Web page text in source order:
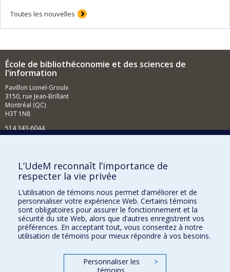
Toutes les nouvelles
École de bibliothéconomie et des sciences de
l'information
Pavillon Lionel-Groulx
3150, rue Jean-Brillant
Montréal (QC)
H3T 1N8
514 343-6044
Comment soutenir l'École?
BESOIN D'AIDE?
Plan du site
Signaler une erreur
Accessibilité
FACULTÉ DES ARTS ET DES SCIENCES
Nos départements et écoles
L’UdeM reconnaît l’importance de
respecter la vie privée
L’utilisation de témoins nous permet d’améliorer et de
personnaliser votre expérience Web. Certains témoins
sont obligatoires pour assurer le fonctionnement et la
sécurité du site Web, alors que d’autres enregistrent vos
préférences. En acceptant tout, vous consentez à notre
utilisation de témoins pour mieux répondre à vos besoins.
Personnaliser les
>